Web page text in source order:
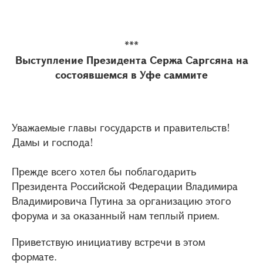
***
Выступление Президента Сержа Саргсяна на
состоявшемся в Уфе саммите
Уважаемые главы государств и правительств!
Дамы и господа!
Прежде всего хотел бы поблагодарить
Президента Российской Федерации Владимира
Владимировича Путина за организацию этого
форума и за оказанный нам теплый прием.
Приветствую инициативу встречи в этом
формате.